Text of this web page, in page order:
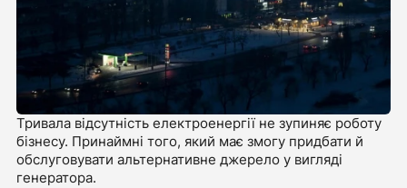
Тривала відсутність електроенергії не зупиняє роботу
бізнесу. Принаймні того, який має змогу придбати й
обслуговувати альтернативне джерело у вигляді
генератора.